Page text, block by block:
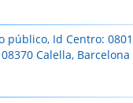
público, Id Centro:
Calella, Barcelona